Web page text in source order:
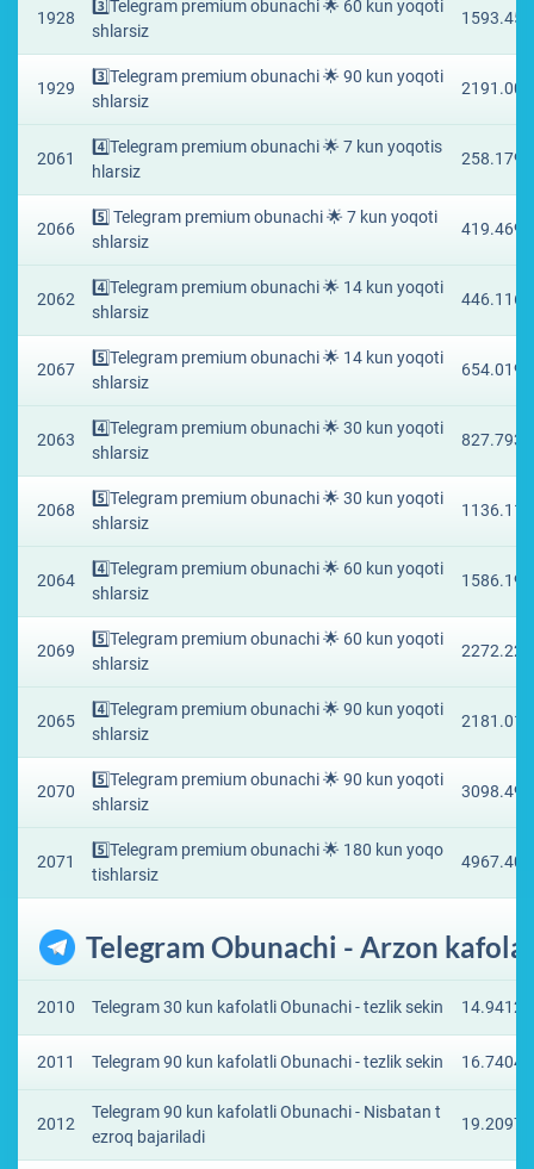
1928
3️⃣Telegram premium obunachi 🌟 60 kun yoqoti
shlarsiz
1929
3️⃣Telegram premium obunachi 🌟 90 kun yoqoti
shlarsiz
2061
4️⃣Telegram premium obunachi 🌟 7 kun yoqotis
hlarsiz
2066
5️⃣ Telegram premium obunachi 🌟 7 kun yoqoti
shlarsiz
2062
4️⃣Telegram premium obunachi 🌟 14 kun yoqoti
shlarsiz
2067
5️⃣Telegram premium obunachi 🌟 14 kun yoqoti
shlarsiz
2063
4️⃣Telegram premium obunachi 🌟 30 kun yoqoti
shlarsiz
2068
5️⃣Telegram premium obunachi 🌟 30 kun yoqoti
shlarsiz
2064
4️⃣Telegram premium obunachi 🌟 60 kun yoqoti
shlarsiz
2069
5️⃣Telegram premium obunachi 🌟 60 kun yoqoti
shlarsiz
2065
4️⃣Telegram premium obunachi 🌟 90 kun yoqoti
shlarsiz
2070
5️⃣Telegram premium obunachi 🌟 90 kun yoqoti
shlarsiz
2071
5️⃣Telegram premium obunachi 🌟 180 kun yoqo
tishlarsiz
Telegram Obunachi - Arzon
2010 Telegram 30 kun kafolatli Obunachi - tezlik sekin 14.9412
2011 Telegram 90 kun kafolatli Obunachi - tezlik sekin 16.7404
2012
Telegram 90 kun kafolatli Obunachi - Nisbatan t
ezroq bajariladi
19.2097